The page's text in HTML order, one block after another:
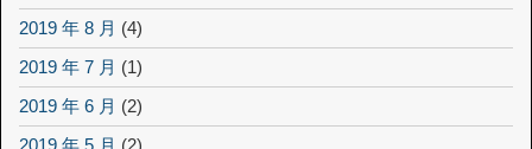
2019 年 8 月 (4)
2019 年 7 月 (1)
2019 年 6 月 (2)
2019 年 5 月 (2)